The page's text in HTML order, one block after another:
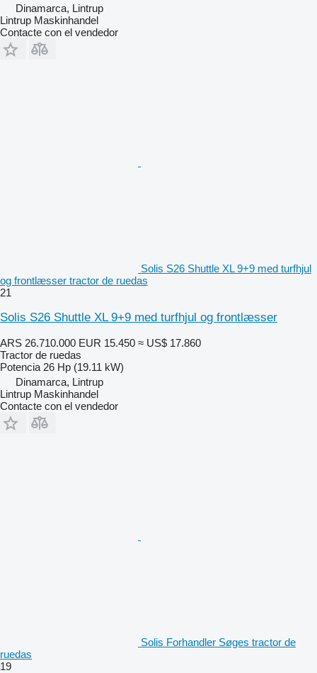
Dinamarca, Lintrup
Lintrup Maskinhandel
Contacte con el vendedor
Solis S26 Shuttle XL 9+9 med turfhjul
og frontlæsser tractor de ruedas
21
Solis S26 Shuttle XL 9+9 med turfhjul og frontlæsser
ARS 26.710.000 EUR 15.450 ≈ US$ 17.860
Tractor de ruedas
Potencia 26 Hp (19.11 kW)
Dinamarca, Lintrup
Lintrup Maskinhandel
Contacte con el vendedor
Solis Forhandler Søges tractor de
ruedas
19